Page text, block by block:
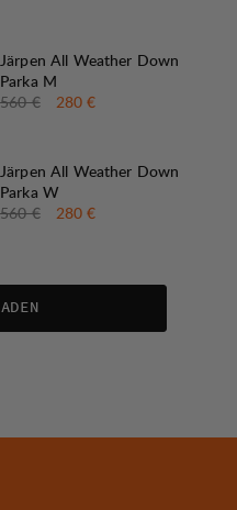
VERKAUF:
Järpen All Weather Down
Parka M
Originalpreis:
560 € Verkaufspreis
280 €
VERKAUF:
Järpen All Weather Down
Parka W
Originalpreis:
560 € Verkaufspreis
280 €